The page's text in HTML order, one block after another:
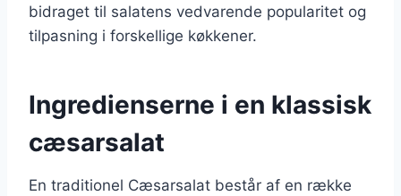
bidraget til salatens vedvarende popularitet og
tilpasning i forskellige køkkener.
Ingredienserne i en klassisk
cæsarsalat
En traditionel Cæsarsalat består af en række